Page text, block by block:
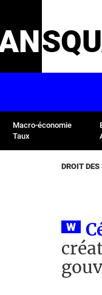
Macro-économie
Taux
DROIT